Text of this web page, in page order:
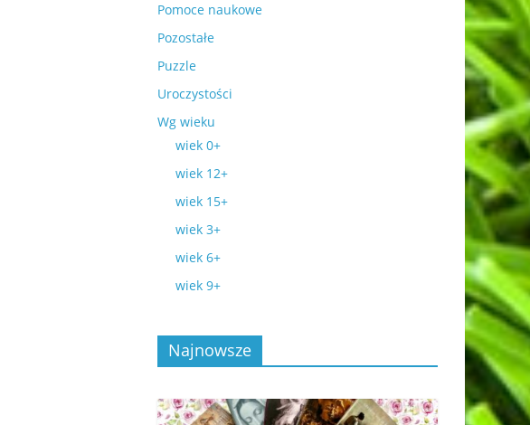
Pomoce naukowe
Pozostałe
Puzzle
Uroczystości
Wg wieku
wiek 0+
wiek 12+
wiek 15+
wiek 3+
wiek 6+
wiek 9+
Najnowsze